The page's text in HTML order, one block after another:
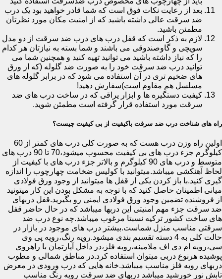
بعد از رعایت نکات فوق است که شما قادر خواهید بود یک درب
ضد سرقت عالی داشته باشید که از امنیت مکان مورد نظرتان
مطمئن باشید.
لازم به ذکر است که قفل درب های درب ضد سرقت از دو مدل
سویچی و گاوصندوقی می باشند و شما بسته به نیازتان هر کدام
را که نیاز داشته باشید می توانید تهیه کنید و همچنین شما می
توانید درب ضد سرقت خود را به صورت ضد گلوله (که از ورق
های ضخیم تری در آن استفاده می شود که در برابر گلوله های
مسلسل هم مقاوم است)سفارش دهید!
کیفیت دستگیره ها و ابزار یراقی که در ساخت درب های ضد
سرقت مورد استفاده قرار گرفته است مطمئن شوید.
راه های شناخت درب ضد سرقت باکیفیت از بی کیفیت چیست؟
اولین راه وزن درب هست که به صورت کلی درب های کمتر از 60
کیلوگرم جزء درب های بی کیفیت محسوب میشود،70 تا 90 درب های
متوسط و درب های 90 کیلوگرم و بالاتر جزء درب های با کیفیت از
لحاظ آهنکشی میباشد.میتوانید با کولیس ضخامت چهارچوب را اندازه
گیری کنید.با باز کردن یکی از قفل ها میتوانید از وجود ورق فولادی
میانی اطمینان حاصل کنید که با توجه به مشکل بودن این کار میتونید
از فروشنده تضمین وجود ورق فولادی ایمنی رو بگیرید.قفل دربهای
ضد سرقت جزء مهم امنیتی این دربها میباشد که در حال حاضر قفل
های ساخت کشور ترکیه نسبتا مرغوب میباشد.چه نوع درب ضد
سرقتی مناسب منزل شماست.بیشتر درب های موجود در بازار در
حالت کلی به 4 دسته تقسیم بندی میشود.رویه رنگ،رویه پی وی
سی،رویه ام دی اف ملامینه،رویه فلز،در داخل آپارتمان با راهروی
پوشیده هرنوع دربی میتوان استفاده کرد.در مناطق شمالی و مطوب
دربهای رویه فلز مناسب میباشد.خانه هایی که درب ورودی در معرض
تابش نور خورشید میباشد دربهای ضد سرقت رویه رنگ مناسب